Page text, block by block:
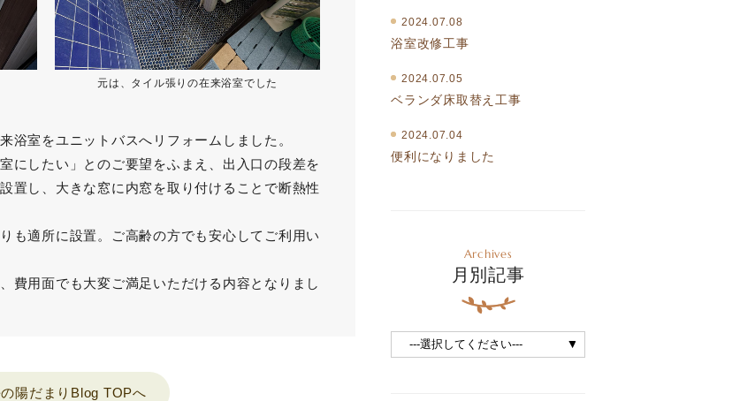
元は、タイル張りの在来浴室でした
浴室をユニットバスへリフォームしました。
にしたい」とのご要望をふまえ、出入口の段差を
置し、大きな窓に内窓を取り付けることで断熱性
も適所に設置。ご高齢の方でも安心してご利用い
費用面でも大変ご満足いただける内容となりまし
陽だまりBlog TOPへ
2024.07.08
浴室改修工事
2024.07.05
ベランダ床取替え工事
2024.07.04
便利になりました
Archives
月別記事